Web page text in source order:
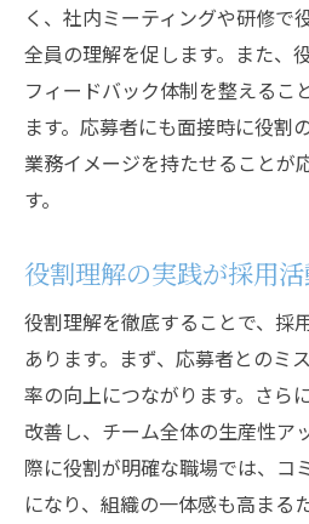
く、社内ミーティングや研修で
全員の理解を促します。また、
フィードバック体制を整えるこ
ます。応募者にも面接時に役割
業務イメージを持たせることが
す。
役割理解の実践が採用
役割理解を徹底することで、採
あります。まず、応募者とのミ
率の向上につながります。さら
改善し、チーム全体の生産性ア
際に役割が明確な職場では、コ
になり、組織の一体感も高まる